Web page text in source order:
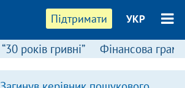
Підтримати УКР
“30 років гривні” Фінансова